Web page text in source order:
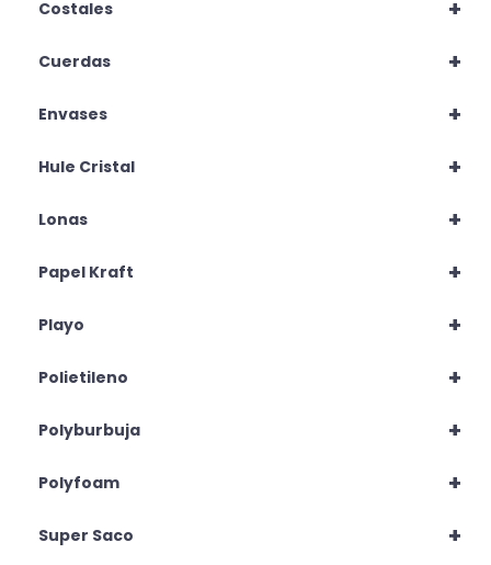
+
Costales
+
Cuerdas
+
Envases
+
Hule Cristal
+
Lonas
+
Papel Kraft
+
Playo
+
Polietileno
+
Polyburbuja
+
Polyfoam
+
Super Saco